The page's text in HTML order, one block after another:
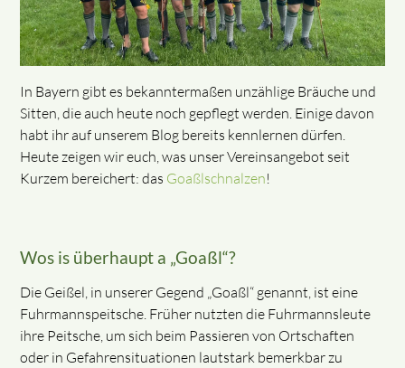
In Bayern gibt es bekanntermaßen unzählige Bräuche und
Sitten, die auch heute noch gepflegt werden. Einige davon
habt ihr auf unserem Blog bereits kennlernen dürfen.
Heute zeigen wir euch, was unser Vereinsangebot seit
Kurzem bereichert: das Goaßlschnalzen!
Wos is überhaupt a „Goaßl“?
Die Geißel, in unserer Gegend „Goaßl“ genannt, ist eine
Fuhrmannspeitsche. Früher nutzten die Fuhrmannsleute
ihre Peitsche, um sich beim Passieren von Ortschaften
oder in Gefahrensituationen lautstark bemerkbar zu